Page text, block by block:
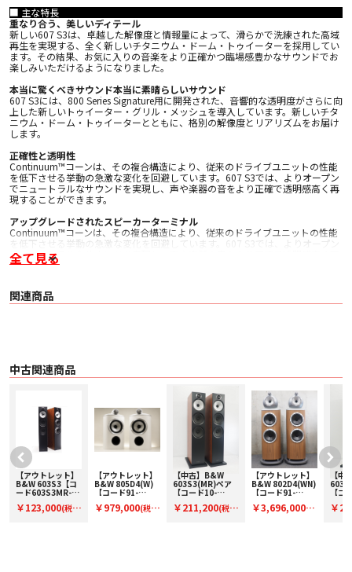
■ 主な特長
重なり合う、美しいディテール
新しい607 S3は、卓越した解像度と情報量によって、滑らかで洗練された高域
再生を実現する、全く新しいチタニウム・ドーム・トゥイーターを採用してい
ます。その結果、お気に入りの音楽をより正確かつ臨場感豊かなサウンドでお
楽しみいただけるようになりました。
本当に驚くべきサウンド本当に素晴らしいサウンド
607 S3には、800 Series Signature用に開発された、音響的な透明度がさらに向
上した新しいトゥイーター・グリル・メッシュを導入しています。新しいチタ
ニウム・ドーム・トゥイーターとともに、格別の解像度とリアリズムをお届け
します。
正確性と透明性
Continuum™コーンは、その複合構造により、従来のドライブユニットの性能
を低下させる挙動の急激な変化を回避しています。607 S3では、よりオープン
でニュートラルなサウンドを実現し、声や楽器の音をより正確で透明感高く再
現することができます。
アップグレードされたスピーカーターミナル
Continuum™コーンは、その複合構造により、従来のドライブユニットの性能
を低下させる挙動の急激な変化を回避しています。607 S3では、よりオープン
でニュートラルなサウンドを実現し、声や楽器の音をより正確で透明感高く再
現することができます。
〇 技術的特徴
・ 25mm チタニウム・ドーム・トゥイーター
・ 130mm Continuum コーン・バス / ミッドレンジ
〇 周波数レスポンス（基準値に対し±3dB） 52Hz - 28kHz
〇 感度（軸上 1m / 2.83Vrms） 84dB
〇 高調波歪
・ 2次および3次高調波（90dB、軸上1m）
・ 1%未満（100Hz - 22kHz）
・ 0.5%未満（500Hz - 10kHz）
〇 公称インピーダンス 8Ω（最小 3.0Ω）
〇 推奨アンプ出力 30W - 100W（8Ω、クリップしていない音源で）
〇 推奨最大ケーブルインピーダンス 0.1Ω
〇 外形寸法
・ 高さ：300 mm
・ 幅：165 mm
全て見る
関連商品
中古関連商品
【アウトレット】
B&W 603S3【コ
ード603S3MR-
ーカー(ペアのみ)
￥123,000(税
【アウトレット】
B&W 805D4(W)
【コード91-
シェルフスピーカ
￥979,000(税
【中古】B&W
603S3(MR)ペア
【コード10-
型スピーカー(ペ
￥211,200(税
【アウトレット】
B&W 802D4(WN)
【コード91-
型スピーカー(ペ
￥3,696,000(税
【中
【コ
型ス
￥